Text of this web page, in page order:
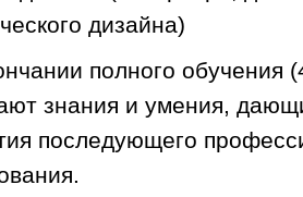
дизайна)
полного обучения
знания и умения,
последующего